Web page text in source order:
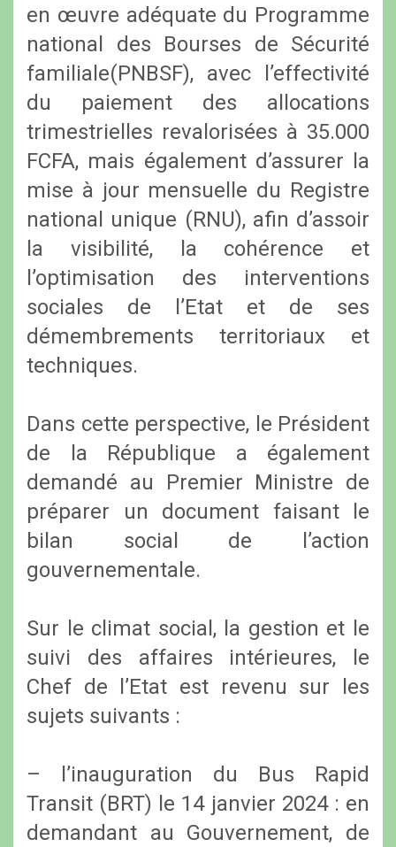
en œuvre adéquate du Programme
national des Bourses de Sécurité
familiale(PNBSF), avec l’effectivité
du paiement des allocations
trimestrielles revalorisées à 35.000
FCFA, mais également d’assurer la
mise à jour mensuelle du Registre
national unique (RNU), afin d’assoir
la visibilité, la cohérence et
l’optimisation des interventions
sociales de l’Etat et de ses
démembrements territoriaux et
techniques.
Dans cette perspective, le Président
de la République a également
demandé au Premier Ministre de
préparer un document faisant le
bilan social de l’action
gouvernementale.
Sur le climat social, la gestion et le
suivi des affaires intérieures, le
Chef de l’Etat est revenu sur les
sujets suivants :
– l’inauguration du Bus Rapid
Transit (BRT) le 14 janvier 2024 : en
demandant au Gouvernement, de